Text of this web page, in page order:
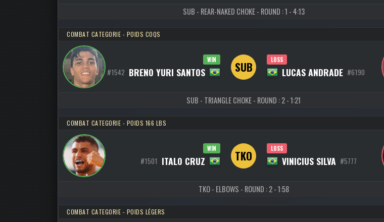
SUB - REAR-NAKED CHOKE - ROUND : 1 - 4:13
COMBAT CATEGORIE - POIDS COQS
WIN
#1542 BRENO YURI SANTOS SUB LOSS
LUCAS ANDRADE #6190
SUB - TRIANGLE CHOKE - ROUND : 2 - 1:21
COMBAT CATEGORIE - POIDS 166 LBS
WIN
#1501 ITALO CRUZ TKO LOSS
VINICIUS SILVA #5777
TKO - ELBOWS - ROUND : 2 - 1:58
COMBAT CATEGORIE - POIDS LÉGERS